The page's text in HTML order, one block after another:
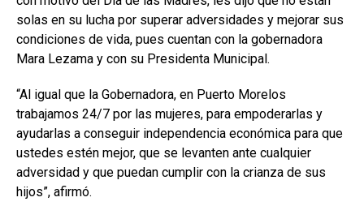
solas en su lucha por superar adversidades y mejorar sus
condiciones de vida, pues cuentan con la gobernadora
Mara Lezama y con su Presidenta Municipal.
“Al igual que la Gobernadora, en Puerto Morelos
trabajamos 24/7 por las mujeres, para empoderarlas y
ayudarlas a conseguir independencia económica para que
ustedes estén mejor, que se levanten ante cualquier
adversidad y que puedan cumplir con la crianza de sus
hijos”, afirmó.